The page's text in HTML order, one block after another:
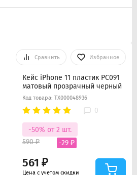
Сравнить Избранное
Кейс iPhone 11 пластик PC091
матовый прозрачный черный
Код товара: ТХ000048936
0
-50% от 2 шт.
561 ₽
590 ₽ -29 ₽
Цена с учетом скидки